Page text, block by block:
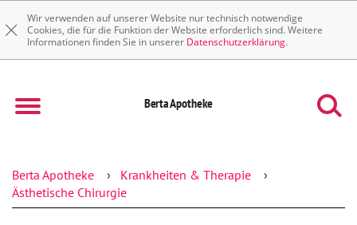
Wir verwenden auf unserer Website nur technisch notwendige
Cookies, die für die Funktion der Website erforderlich sind. Weitere
Informationen finden Sie in unserer Datenschutzerklärung.
Berta Apotheke
Berta Apotheke
Krankheiten & Therapie
Ästhetische Chirurgie